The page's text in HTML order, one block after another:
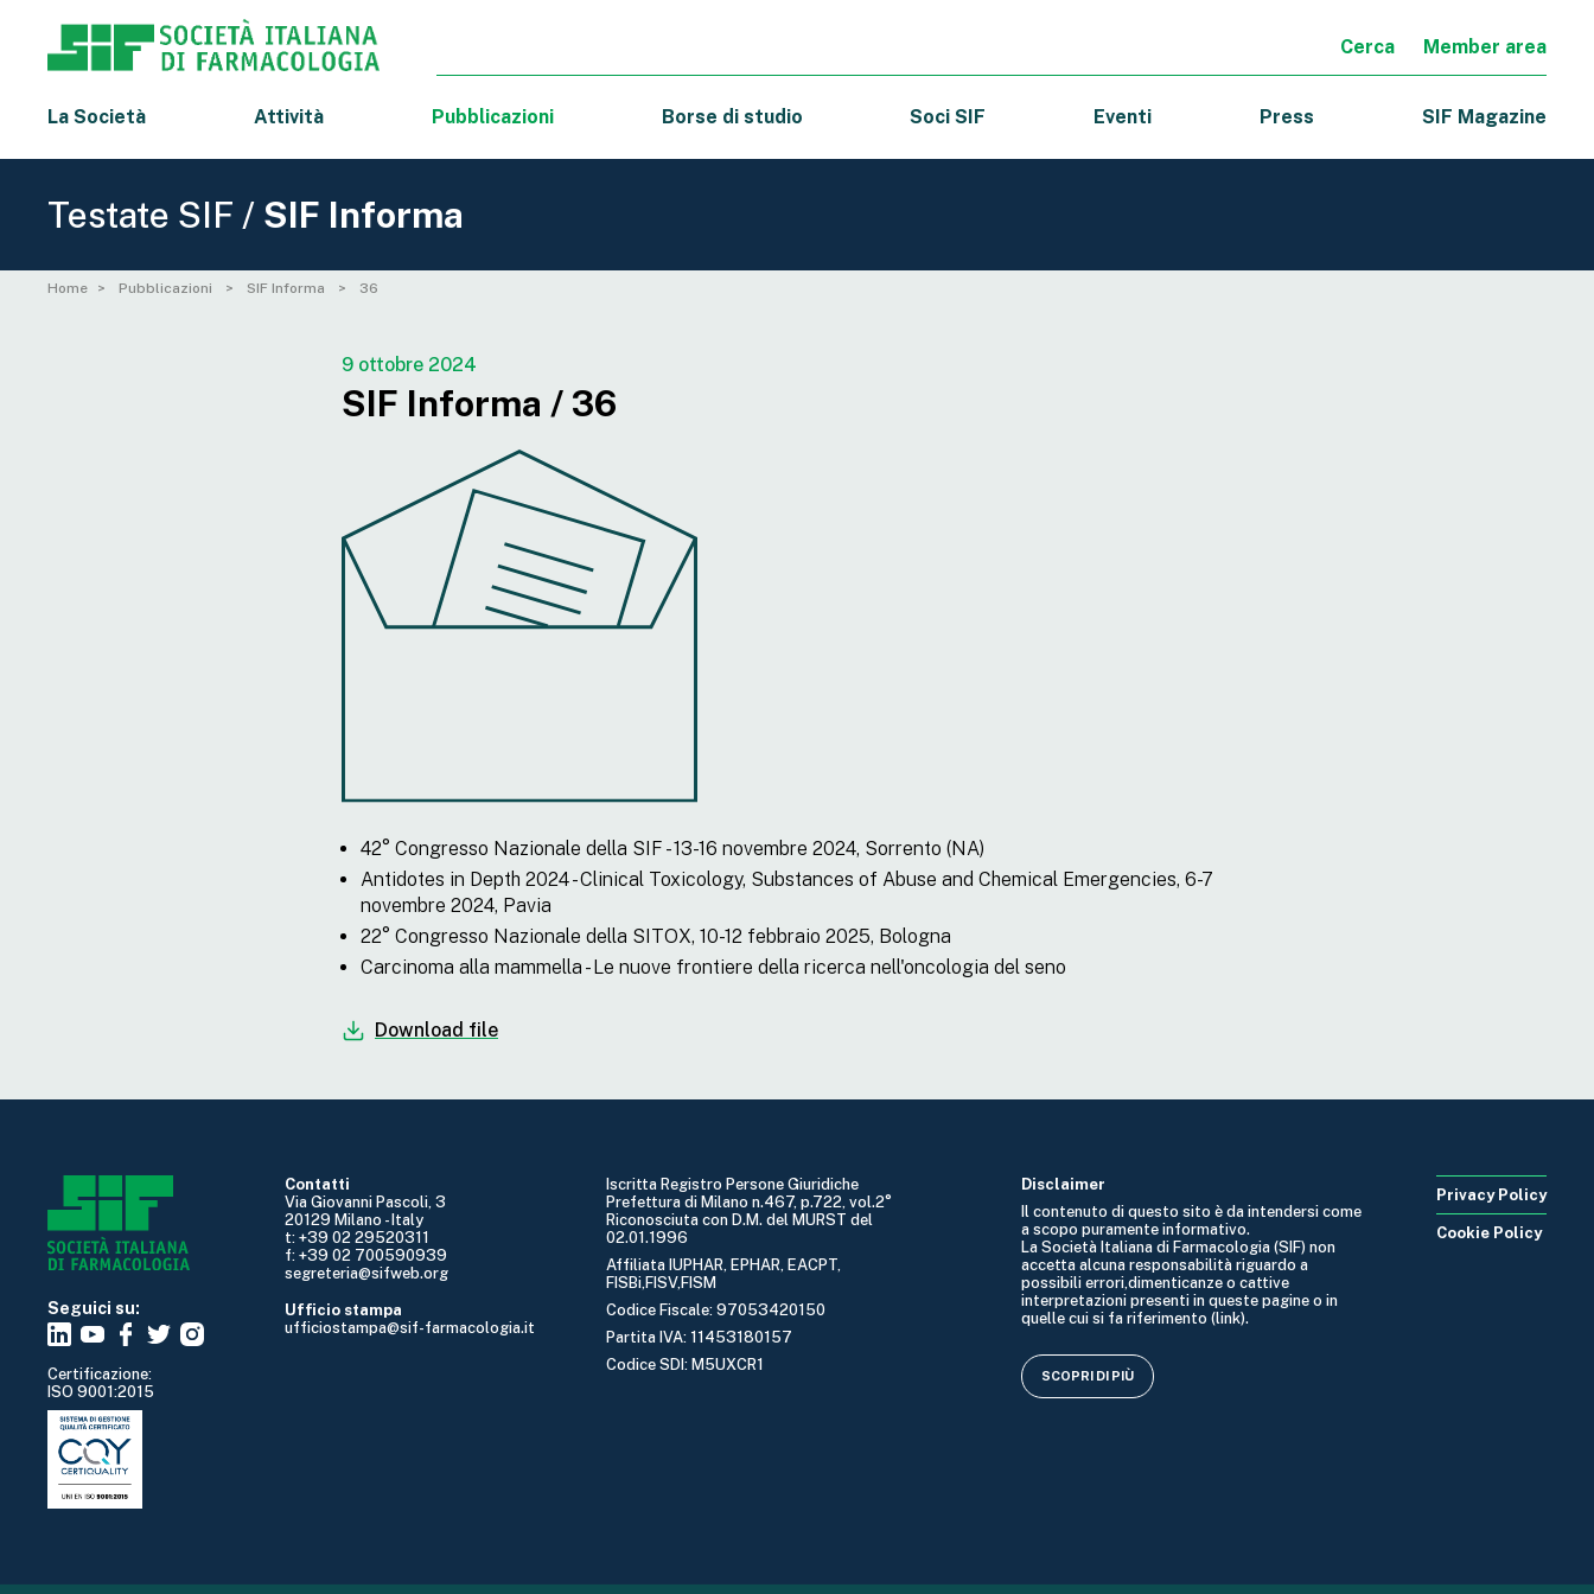
Cerca Member area
La Società Attività Pubblicazioni Borse di studio Soci SIF Eventi Press SIF Magazine
Testate SIF / SIF Informa
Home Pubblicazioni SIF Informa 36
9 ottobre 2024
SIF Informa / 36
42° Congresso Nazionale della SIF - 13-16 novembre 2024, Sorrento (NA)
Antidotes in Depth 2024 - Clinical Toxicology, Substances of Abuse and Chemical Emergencies, 6-7
novembre 2024, Pavia
22° Congresso Nazionale della SITOX, 10-12 febbraio 2025, Bologna
Carcinoma alla mammella - Le nuove frontiere della ricerca nell'oncologia del seno
Download file
Seguici su:
Certificazione:
ISO 9001:2015
Contatti
Via Giovanni Pascoli, 3
20129 Milano - Italy
t: +39 02 29520311
f: +39 02 700590939
segreteria@sifweb.org
Ufficio stampa
ufficiostampa@sif-farmacologia.it
Iscritta Registro Persone Giuridiche
Prefettura di Milano n.467, p.722, vol.2°
Riconosciuta con D.M. del MURST del
02.01.1996
Affiliata IUPHAR, EPHAR, EACPT,
FISBi,FISV,FISM
Codice Fiscale: 97053420150
Partita IVA: 11453180157
Codice SDI: M5UXCR1
Disclaimer
Il contenuto di questo sito è da intendersi come
a scopo puramente informativo.
La Società Italiana di Farmacologia (SIF) non
accetta alcuna responsabilità riguardo a
possibili errori,dimenticanze o cattive
interpretazioni presenti in queste pagine o in
quelle cui si fa riferimento (link).
SCOPRI DI PIÙ
Privacy Policy
Cookie Policy